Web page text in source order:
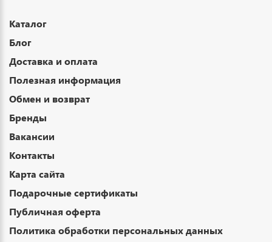
Каталог
Блог
Доставка и оплата
Полезная информация
Обмен и возврат
Бренды
Вакансии
Контакты
Карта сайта
Подарочные сертификаты
Публичная оферта
Политика обработки персональных данных